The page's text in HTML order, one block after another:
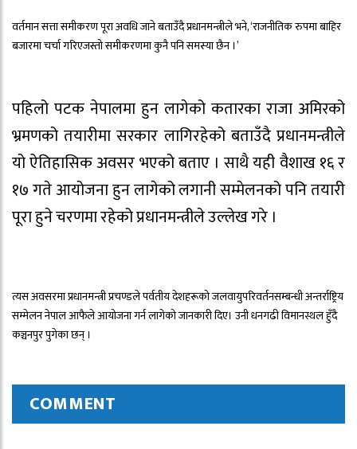
वर्तमान सत्ता समीकरण पूरा अवधि जाने बताउँदै प्रधानमन्त्रीले भने, ‘राजनीतिक रुपमा बाहिर
बजारमा चर्चा गरिएजस्तो समीकरणमा कुनै पनि समस्या छैन ।’
पहिलो पटक नेपालमा हुन लागेको कतारका राजा अमिरको
भ्रमणको तयारीमा सरकार लागिरहेको बताउँदै प्रधानमन्त्रीले
यो ऐतिहासिक अवसर भएको बताए । साथै यही वैशाख १६ र
१७ गते आयोजना हुन लागेको लगानी सम्मेलनको पनि तयारी
पूरा हुने चरणमा रहेको प्रधानमन्त्रीले उल्लेख गरे ।
त्यस अवसरमा प्रधानमन्त्री प्रचण्डले पर्वतीय देशहरूकोजलवायुपरिवर्तनसम्बन्धीअन्तर्राष्ट्रिय
सम्मेलन नेपाल आफैले आयोजना गर्न लागेको जानकारी दिए। उनी धनगढी विमानस्थल हुँदै
कञ्चनपुर पुगेका छन् ।
COMMENT